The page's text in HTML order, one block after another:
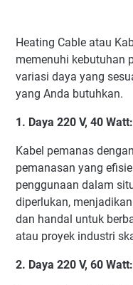
Heating Cable atau
memenuhi kebutuhan
variasi daya yang
yang Anda butuhkan.
1. Daya 220 V, 40 Watt:
Kabel pemanas
pemanasan yang
penggunaan dalam
diperlukan,
dan handal untuk
atau proyek industri
2. Daya 220 V, 60 Watt: